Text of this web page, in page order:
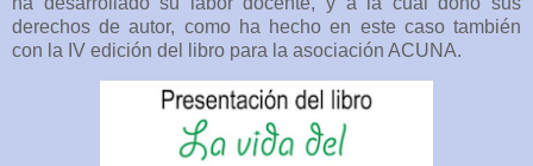
derechos de autor, como ha hecho en este caso también
con la IV edición del libro para la asociación ACUNA.